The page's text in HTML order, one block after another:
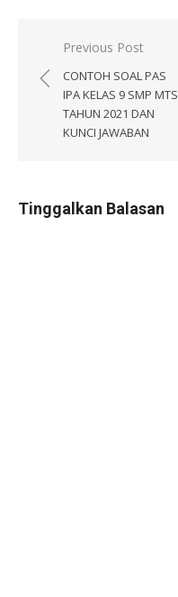
Navigasi
pos
Previous Post
CONTOH SOAL PAS
IPA KELAS 9 SMP MTS
TAHUN 2021 DAN
KUNCI JAWABAN
Tinggalkan Balasan